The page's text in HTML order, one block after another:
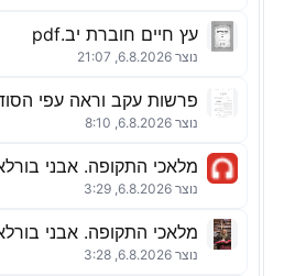
עץ חיים חוברת יב.pdf
נוצר 6.8.2026, 21:07
פרשות עקב וראה עפי הסוד.pdf
נוצר 6.8.2026, 8:10
מלאכי התקופה. אבני בורלא 4.mp3
נוצר 6.8.2026, 3:29
מלאכי התקופה. אבני בורלא 4.mp4
נוצר 6.8.2026, 3:28